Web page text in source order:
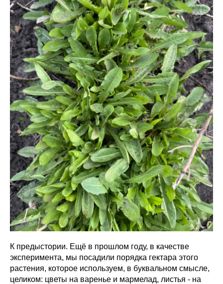
К предыстории. Ещё в прошлом году, в качестве
эксперимента, мы посадили порядка гектара этого
растения, которое используем, в буквальном смысле,
целиком: цветы на варенье и мармелад, листья - на